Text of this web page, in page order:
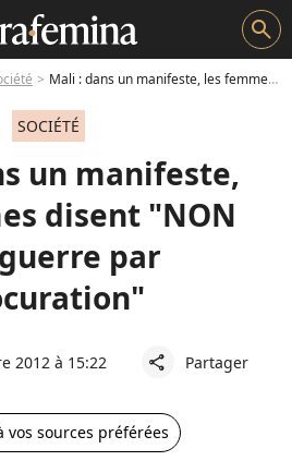
search
Mali : dans un manifeste, les femmes disent "NON à la guerre par procuration"
SOCIÉTÉ
un manifeste,
disent "NON
par
2012 à 15:22 share Partager
vos sources préférées